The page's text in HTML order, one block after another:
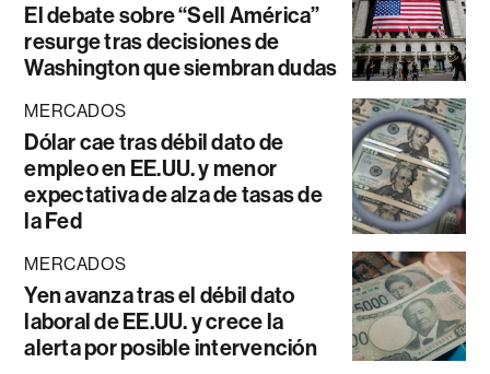
El debate sobre “Sell América”
resurge tras decisiones de
Washington que siembran dudas
MERCADOS
Dólar cae tras débil dato de
empleo en EE.UU. y menor
expectativa de alza de tasas de
la Fed
MERCADOS
Yen avanza tras el débil dato
laboral de EE.UU. y crece la
alerta por posible intervención